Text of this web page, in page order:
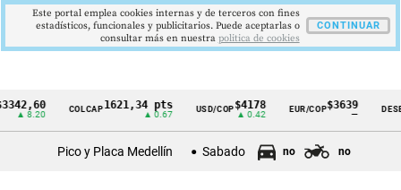
CintilloCOLCAP1621,34 pts USD/COP$4178
▲ 0.42
EUR/COP$3639
—
Pico y Placa Medellín Sabado no no
Este portal emplea cookies internas y de terceros con fines
estadísticos, funcionales y publicitarios. Puede aceptarlas o
consultar más en nuestra politica de cookies
CONTINUAR